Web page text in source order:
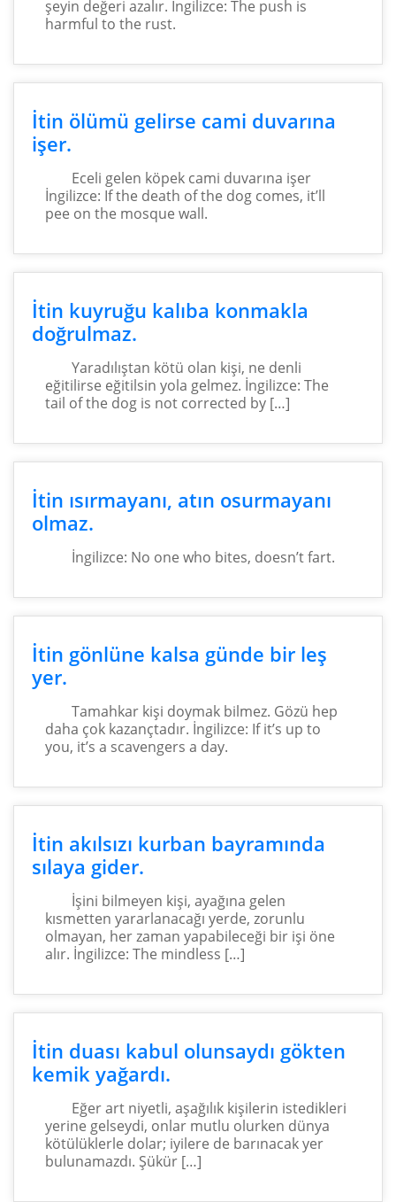
şeyin değeri azalır. İngilizce: The push is
harmful to the rust.
İtin ölümü gelirse cami duvarına
işer.
Eceli gelen köpek cami duvarına işer
İngilizce: If the death of the dog comes, it’ll
pee on the mosque wall.
İtin kuyruğu kalıba konmakla
doğrulmaz.
Yaradılıştan kötü olan kişi, ne denli
eğitilirse eğitilsin yola gelmez. İngilizce: The
tail of the dog is not corrected by […]
İtin ısırmayanı, atın osurmayanı
olmaz.
İngilizce: No one who bites, doesn’t fart.
İtin gönlüne kalsa günde bir leş
yer.
Tamahkar kişi doymak bilmez. Gözü hep
daha çok kazançtadır. İngilizce: If it’s up to
you, it’s a scavengers a day.
İtin akılsızı kurban bayramında
sılaya gider.
İşini bilmeyen kişi, ayağına gelen
kısmetten yararlanacağı yerde, zorunlu
olmayan, her zaman yapabileceği bir işi öne
alır. İngilizce: The mindless […]
İtin duası kabul olunsaydı gökten
kemik yağardı.
Eğer art niyetli, aşağılık kişilerin istedikleri
yerine gelseydi, onlar mutlu olurken dünya
kötülüklerle dolar; iyilere de barınacak yer
bulunamazdı. Şükür […]